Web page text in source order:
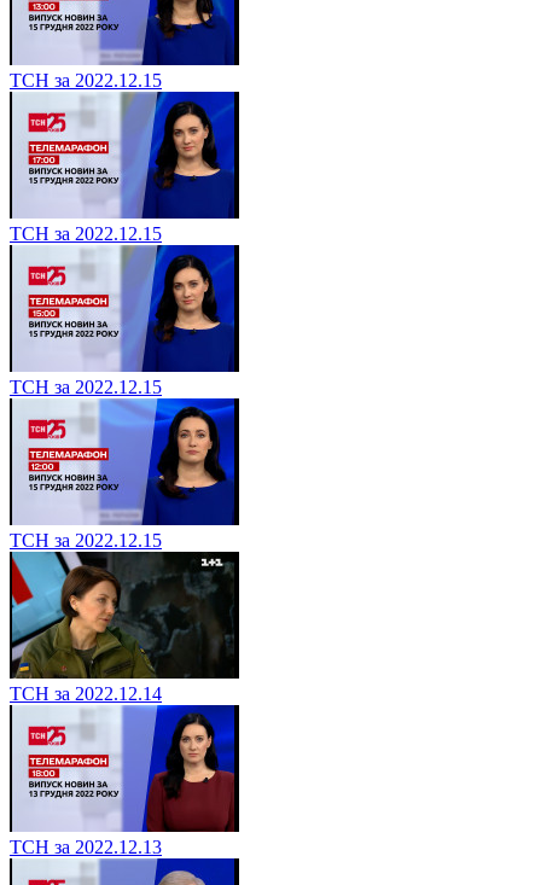
ТСН за 2022.12.15
ТСН за 2022.12.15
ТСН за 2022.12.15
ТСН за 2022.12.15
ТСН за 2022.12.14
ТСН за 2022.12.13